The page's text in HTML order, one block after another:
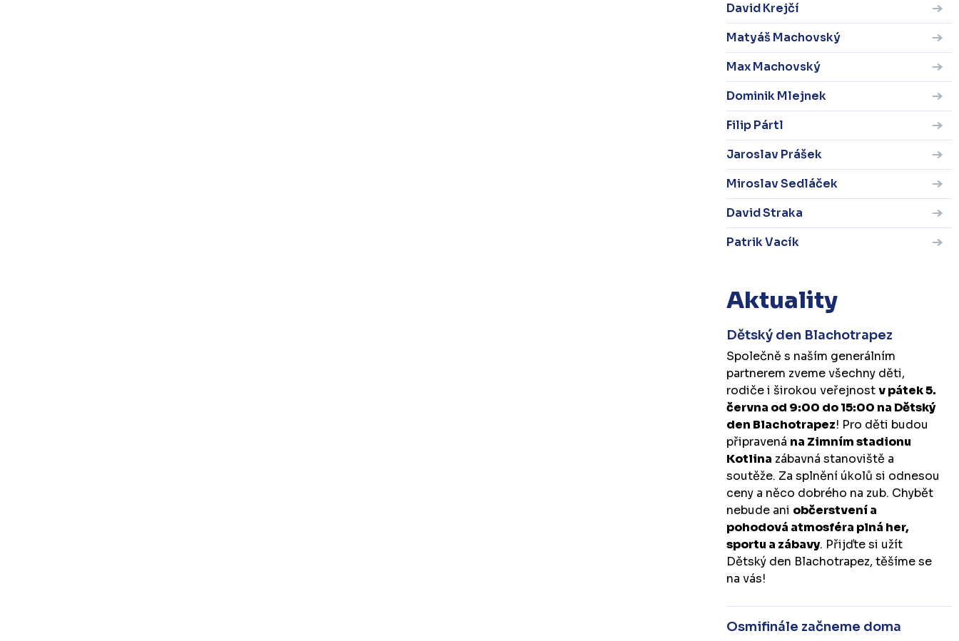
David Krejčí
Matyáš Machovský
Max Machovský
Dominik Mlejnek
Filip Pártl
Jaroslav Prášek
Miroslav Sedláček
David Straka
Patrik Vacík
Aktuality
Dětský den Blachotrapez
Společně s naším generálním
partnerem zveme všechny děti,
rodiče i širokou veřejnostv pátek 5.
června od 9:00 do 15:00 na Dětský
den Blachotrapez! Pro děti budou
připravená na Zimním stadionu
Kotlina zábavná stanoviště a
soutěže. Za splnění úkolů si odnesou
ceny a něco dobrého na zub. Chybět
nebude ani občerstvení a
pohodová atmosféra plná her,
sportu a zábavy. Přijďte si užít
Dětský den Blachotrapez, těšíme se
na vás!
Osmifinále začneme doma